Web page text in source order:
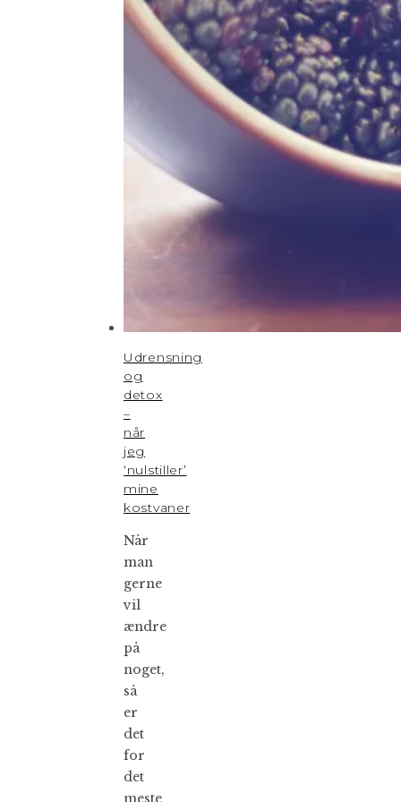
Udrensning
og
detox
–
når
jeg
‘nulstiller’
mine
kostvaner
Når
man
gerne
vil
ændre
på
noget,
så
er
det
for
det
meste